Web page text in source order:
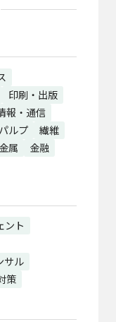
印刷・出版
報・通信
ルプ
繊維
金属
金融
ント
サル
策